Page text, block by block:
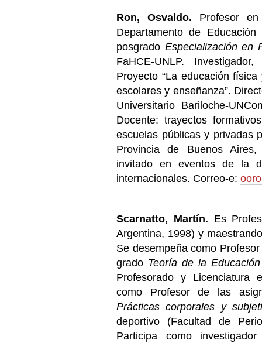
Ron, Osvaldo. Profesor
Departamento de
posgrado Especialización en
FaHCE-UNLP.
Proyecto “La educación
escolares y enseñanza”.
Universitario Bariloche-
Docente: trayectos
escuelas públicas y privadas
Provincia de Buenos
invitado en eventos de la
internacionales. Correo-e:
Scarnatto, Martín. Es
Argentina, 1998) y
Se desempeña como
grado Teoría de la
Profesorado y Licenciatura
como Profesor de las
Prácticas corporales y
deportivo (Facultad de
Participa como